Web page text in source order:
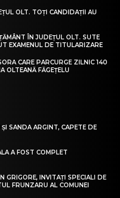
OLT. TOȚI CANDIDAȚII AU
ÎN JUDEȚUL OLT. SUTE
EXAMENUL DE TITULARIZARE
CARE PARCURGE ZILNIC 140
OLTEANĂ FĂGEȚELU
SANDA ARGINT, CAPETE DE
A FOST COMPLET
GRIGORE, INVITAȚI SPECIALI DE
FRUNZARU AL COMUNEI